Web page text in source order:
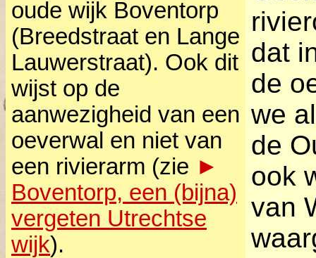
oude wijk Boventorp
(Breedstraat en Lange
Lauwerstraat). Ook dit
wijst op de
aanwezigheid van een
oeverwal en niet van
een rivierarm (zie ►
Boventorp, een (bijna)
vergeten Utrechtse
wijk).
dat
de
we
de
ook
van